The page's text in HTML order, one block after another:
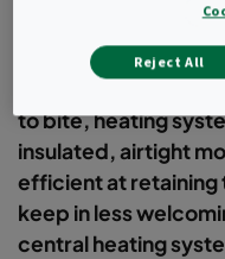
to bite, heating
insulated, airtight
efficient at retaining
keep in less
central heating
Reject All